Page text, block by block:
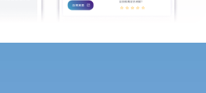
嗎？如要的話，業主要在之後要向租客退回1